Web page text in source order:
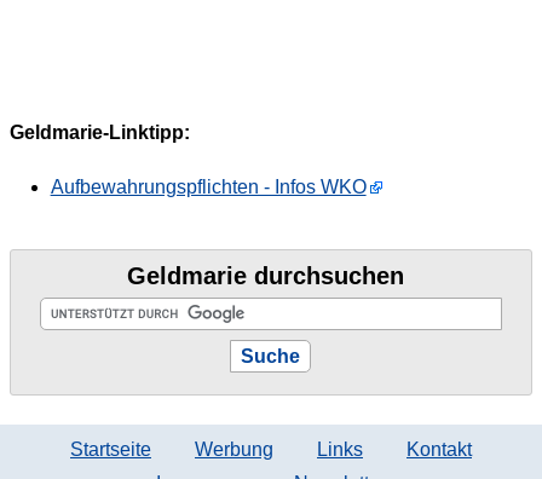
Geldmarie-Linktipp:
Aufbewahrungspflichten - Infos WKO
Geldmarie durchsuchen
Startseite Werbung Links
Kontakt